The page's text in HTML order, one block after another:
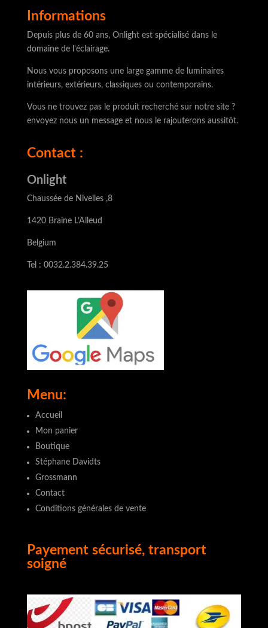
Informations
Depuis plus de 60 ans, Onlight est spécialisé dans le
domaine de l’éclairage.
Nous vous proposons une large gamme de luminaires
intérieurs, extérieurs, classiques ou contemporains.
Vous ne trouvez pas le produit recherché sur notre site ?
envoyez nous un message et nous le rajouterons aussitôt.
Contact :
Onlight
Chaussée de Nivelles ,8
1420 Braine L’Alleud
Belgium
Tel : 0032.2.384.39.25
Menu:
Accueil
Mon panier
Boutique
Stéphane Davidts
Grossmann
Contact
Conditions générales de vente
Payement sécurisé, transport
soigné